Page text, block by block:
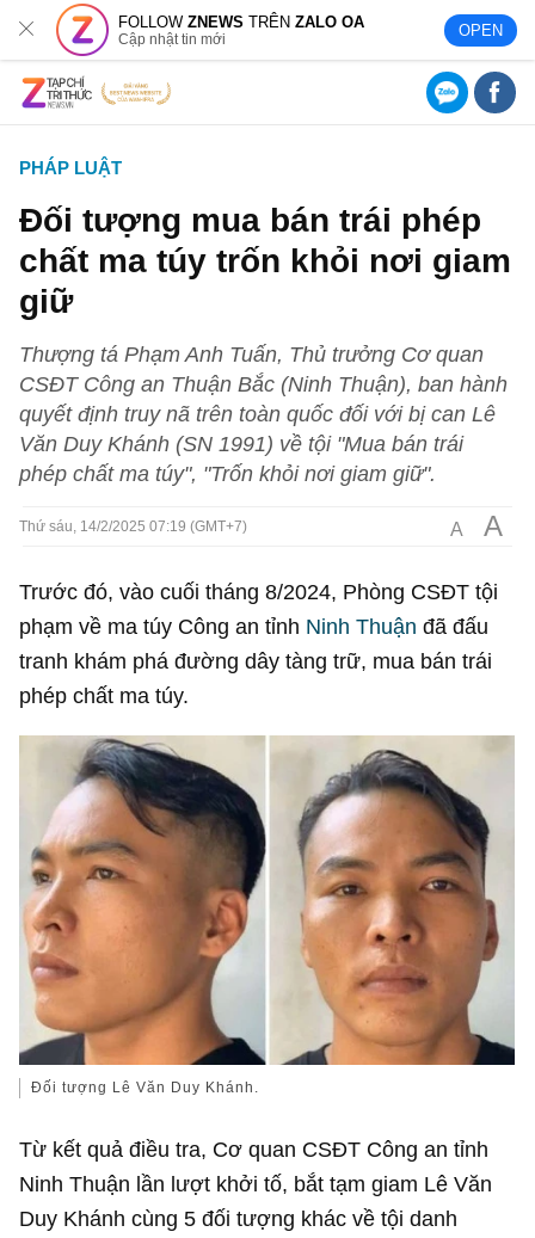
FOLLOWZNEWS TRÊNZALO OA
Cập nhật tin mới OPEN
PHÁP LUẬT
Đối tượng mua bán trái phép
chất ma túy trốn khỏi nơi giam
giữ
Thượng tá Phạm Anh Tuấn, Thủ trưởng Cơ quan
CSĐT Công an Thuận Bắc (Ninh Thuận), ban hành
quyết định truy nã trên toàn quốc đối với bị can Lê
Văn Duy Khánh (SN 1991) về tội "Mua bán trái
phép chất ma túy", "Trốn khỏi nơi giam giữ".
Thứ sáu, 14/2/2025 07:19 (GMT+7) A A
Trước đó, vào cuối tháng 8/2024, Phòng CSĐT tội
phạm về ma túy Công an tỉnh Ninh Thuận đã đấu
tranh khám phá đường dây tàng trữ, mua bán trái
phép chất ma túy.
Đối tượng Lê Văn Duy Khánh.
Từ kết quả điều tra, Cơ quan CSĐT Công an tỉnh
Ninh Thuận lần lượt khởi tố, bắt tạm giam Lê Văn
Duy Khánh cùng 5 đối tượng khác về tội danh